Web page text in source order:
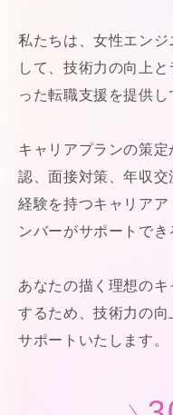
私たちは、女性エン
して、技術力の向上
った転職支援を提供し
キャリアプランの策
認、面接対策、年収
経験を持つキャリア
ンバーがサポートでき
あなたの描く理想の
するため、技術力の
サポートいたします。